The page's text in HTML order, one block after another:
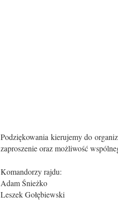
Podziękowania kierujemy do
zaproszenie oraz możliwość
Komandorzy rajdu:
Adam Śnieżko
Leszek Gołębiewski